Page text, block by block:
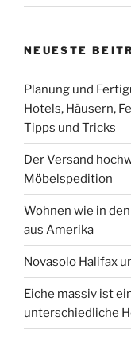
NEUESTE
Planung und
Hotels, Häusern,
Tipps und Tricks
Der Versand
Möbelspedition
Wohnen wie in
aus Amerika
Novasolo Halifax
Eiche massiv ist
unterschiedliche